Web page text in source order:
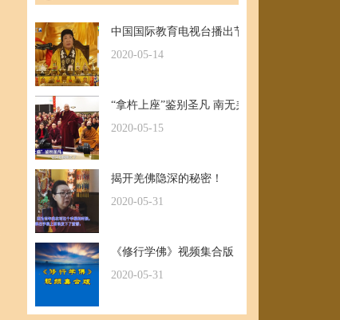
中国国际教育电视台播出节目：探其根本，弘
2020-05-14
“拿杵上座”鉴别圣凡 南无羌佛解难单手提悬
2020-05-15
揭开羌佛隐深的秘密！
2020-05-31
《修行学佛》视频集合版
2020-05-31